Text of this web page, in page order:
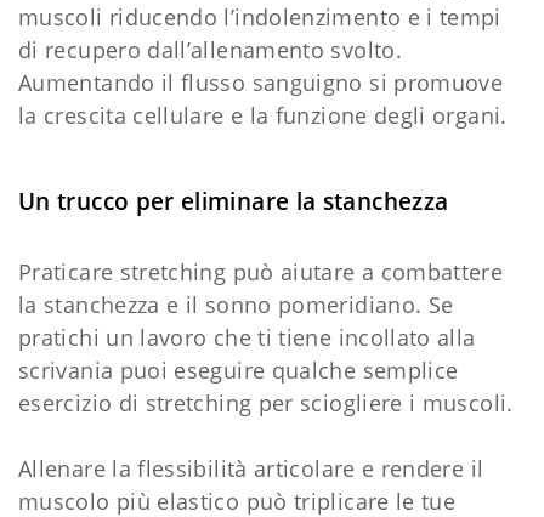
muscoli riducendo l’indolenzimento e i tempi
di recupero dall’allenamento svolto.
Aumentando il flusso sanguigno si promuove
la crescita cellulare e la funzione degli organi.
Un trucco per eliminare la stanchezza
Praticare stretching può aiutare a combattere
la stanchezza e il sonno pomeridiano. Se
pratichi un lavoro che ti tiene incollato alla
scrivania puoi eseguire qualche semplice
esercizio di stretching per sciogliere i muscoli.
Allenare la flessibilità articolare e rendere il
muscolo più elastico può triplicare le tue